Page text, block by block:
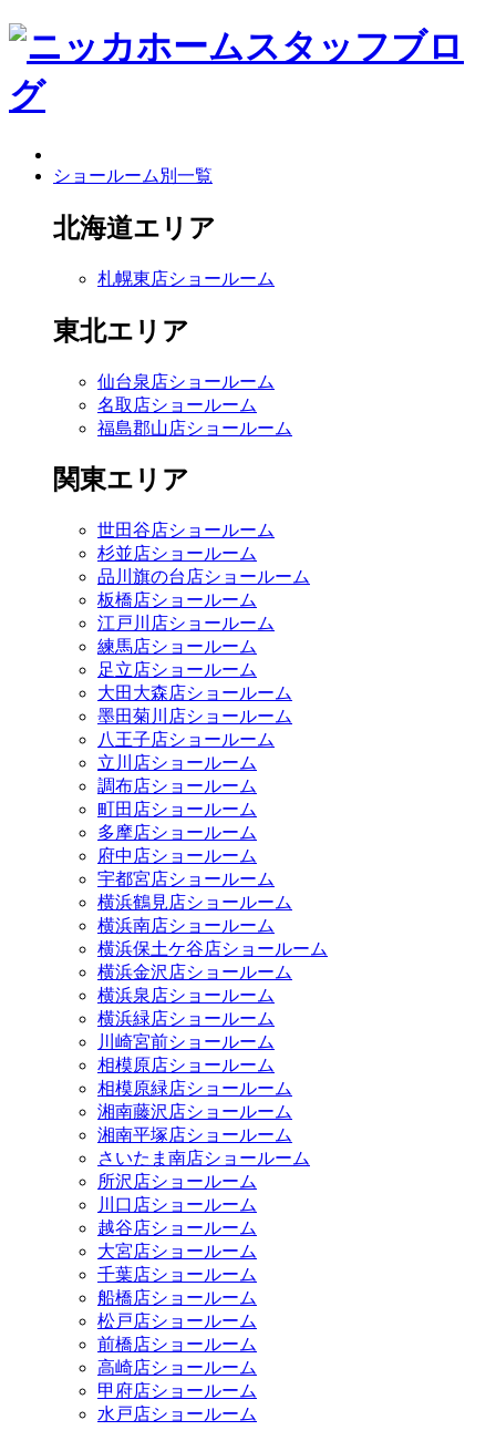
ショールーム別一覧
北海道エリア
札幌東店ショールーム
東北エリア
仙台泉店ショールーム
名取店ショールーム
福島郡山店ショールーム
関東エリア
世田谷店ショールーム
杉並店ショールーム
品川旗の台店ショールーム
板橋店ショールーム
江戸川店ショールーム
練馬店ショールーム
足立店ショールーム
大田大森店ショールーム
墨田菊川店ショールーム
八王子店ショールーム
立川店ショールーム
調布店ショールーム
町田店ショールーム
多摩店ショールーム
府中店ショールーム
宇都宮店ショールーム
横浜鶴見店ショールーム
横浜南店ショールーム
横浜保土ケ谷店ショールーム
横浜金沢店ショールーム
横浜泉店ショールーム
横浜緑店ショールーム
川崎宮前ショールーム
相模原店ショールーム
相模原緑店ショールーム
湘南藤沢店ショールーム
湘南平塚店ショールーム
さいたま南店ショールーム
所沢店ショールーム
川口店ショールーム
越谷店ショールーム
大宮店ショールーム
千葉店ショールーム
船橋店ショールーム
松戸店ショールーム
前橋店ショールーム
高崎店ショールーム
甲府店ショールーム
水戸店ショールーム